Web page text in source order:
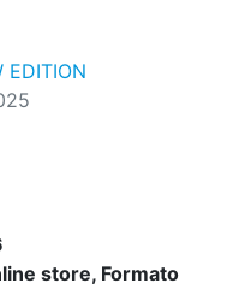
EDITION
store, Formato